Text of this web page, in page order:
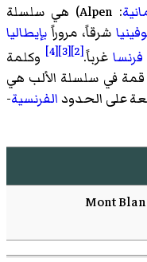
:
Alpen) هي سلسلة
شرقاً، مروراًبإيطاليا
فرنساغرباً.[2]
[3]
[4]
وكلمة
قمة في سلسلة الألب هي
على الحدودالفرنسية-